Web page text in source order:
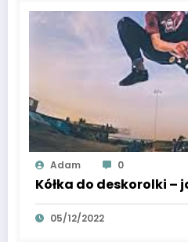
Adam 0
Kółka do deskorolki –
05/12/2022